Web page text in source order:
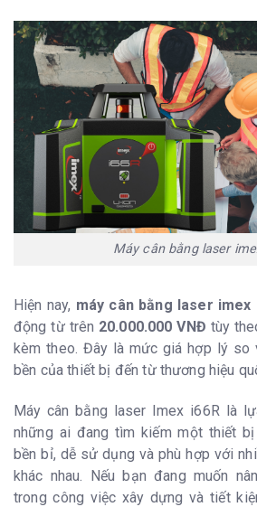
Máy cân bằng laser
Hiện nay, máy cân bằng laser imex
động từ trên 20.000.000 VNĐ tùy
kèm theo. Đây là mức giá hợp lý so
bền của thiết bị đến từ thương hiệu
Máy cân bằng laser Imex i66R là
những ai đang tìm kiếm một thiết bị
bền bỉ, dễ sử dụng và phù hợp với
khác nhau. Nếu bạn đang muốn
trong công việc xây dựng và tiết